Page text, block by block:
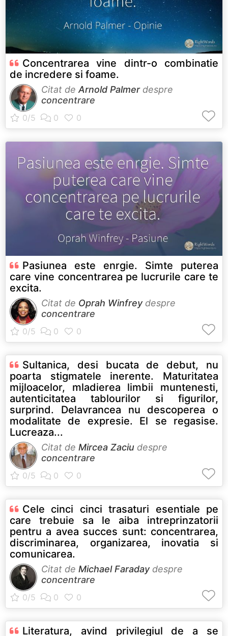
Concentrarea vine dintr-o combinatie
de incredere si foame.
Citat de Arnold Palmerdespre
concentrare
Pasiunea este enrgie. Simte puterea
care vine concentrarea pe lucrurile care te
excita.
Citat de Oprah Winfreydespre
concentrare
Sultanica, desi bucata de debut, nu
poarta stigmatele inerente. Maturitatea
mijloacelor, mladierea limbii muntenesti,
autenticitatea tablourilor si figurilor,
surprind. Delavrancea nu descoperea o
modalitate de expresie. El se regasise.
Lucreaza...
Citat de Mircea Zaciu despre
concentrare
Cele cinci cinci trasaturi esentiale pe
care trebuie sa le aiba intreprinzatorii
pentru a avea succes sunt: concentrarea,
discriminarea, organizarea, inovatia si
comunicarea.
Citat de Michael Faradaydespre
concentrare
Literatura, avind privilegiul de a se